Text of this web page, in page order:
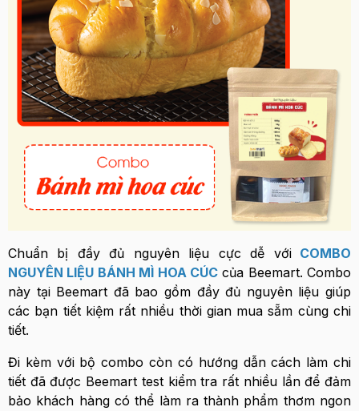
Chuẩn bị đầy đủ nguyên liệu cực dễ với COMBO
NGUYÊN LIỆU BÁNH MÌ HOA CÚCcủa Beemart. Combo
này tại Beemart đã bao gồm đầy đủ nguyên liệu giúp
các bạn tiết kiệm rất nhiều thời gian mua sẵm cùng chi
tiết.
Đi kèm với bộ combo còn có hướng dẫn cách làm chi
tiết đã được Beemart test kiểm tra rất nhiều lần để đảm
bảo khách hàng có thể làm ra thành phẩm thơm ngon